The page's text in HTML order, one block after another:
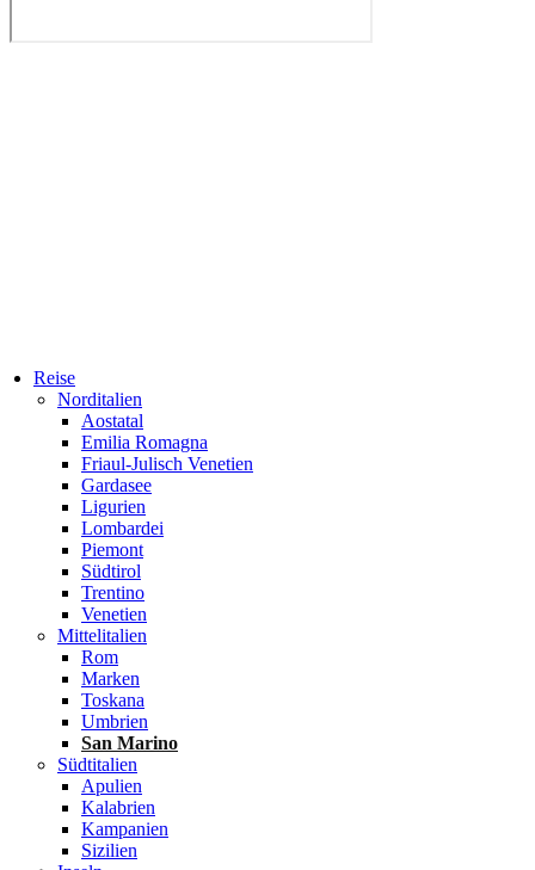
Reise
Norditalien
Aostatal
Emilia Romagna
Friaul-Julisch Venetien
Gardasee
Ligurien
Lombardei
Piemont
Südtirol
Trentino
Venetien
Mittelitalien
Rom
Marken
Toskana
Umbrien
San Marino
Südtitalien
Apulien
Kalabrien
Kampanien
Sizilien